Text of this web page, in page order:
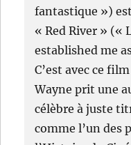
fantastique »)
« Red River » («
established me
C’est avec ce
Wayne prit une
célèbre à juste
comme l’un des